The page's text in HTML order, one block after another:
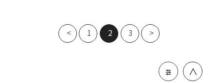
< 1 2 3 >
＞